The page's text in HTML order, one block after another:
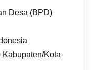
Desa (BPD)
Kota